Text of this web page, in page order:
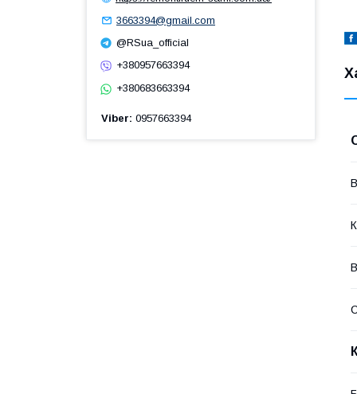
3663394@gmail.com
@RSua_official
+380957663394
+380683663394
Viber 0957663394